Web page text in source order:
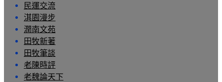
民運交流
淇園漫步
潤南文苑
田牧新著
田牧筆談
老陳時評
老魏論天下